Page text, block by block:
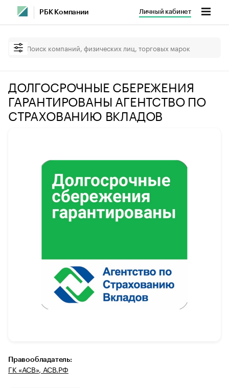
РБК Компании Личный кабинет
ДОЛГОСРОЧНЫЕ СБЕРЕЖЕНИЯ
ГАРАНТИРОВАНЫ АГЕНТСТВО ПО
СТРАХОВАНИЮ ВКЛАДОВ
Правообладатель:
ГК «АСВ», АСВ.РФ